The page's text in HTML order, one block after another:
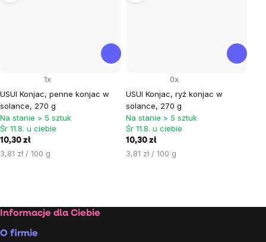
USUI Konjac, penne konjac w
solance, 270 g
1x
Na stanie > 5 sztuk
Śr 11.8. u ciebie
10,30 zł
Cena
3,81 zł / 100 g
USUI Konjac, ryż konjac w
solance, 270 g
0x
Na stanie > 5 sztuk
Śr 11.8. u ciebie
10,30 zł
Cena
3,81 zł / 100 g
listy
Stopka
Informacje dla Ciebie
O firmie